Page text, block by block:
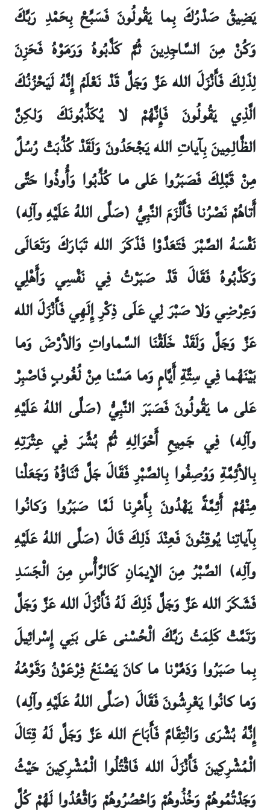
يَضِيقُ صَدْرُكَ بِما يَقُولُونَ فَسَبِّحْ بِحَمْدِ رَبِّكَ
وَكُنْ مِنَ السَّاجِدِينَ ثُمَّ كَذَّبُوهُ وَرَمَوْهُ فَحَزِنَ
لِذَلِكَ فَأَنْزَلَ الله عَزَّ وَجَلَّ قَدْ نَعْلَمُ إِنَّهُ لَيَحْزُنُكَ
الَّذِي يَقُولُونَ فَإِنَّهُمْ لا يُكَذِّبُونَكَ وَلكِنَّ
الظَّالِمِينَ بِ‏آياتِ الله يَجْحَدُونَ وَلَقَدْ كُذِّبَتْ رُسُلٌ
مِنْ قَبْلِكَ فَصَبَرُوا عَلى‏ ما كُذِّبُوا وَأُوذُوا حَتَّى
أَتاهُمْ نَصْرُنا فَأَلْزَمَ النَّبِيُّ (صَلَّى اللهُ عَلَيْهِ وآلِه)
نَفْسَهُ الصَّبْرَ فَتَعَدَّوْا فَذَكَرَ الله تَبَارَكَ وَتَعَالَى
وَكَذَّبُوهُ فَقَالَ قَدْ صَبَرْتُ فِي نَفْسِي وَأَهْلِي
وَعِرْضِي وَلا صَبْرَ لِي عَلَى ذِكْرِ إِلَهِي فَأَنْزَلَ الله
عَزَّ وَجَلَّ وَلَقَدْ خَلَقْنَا السَّماواتِ وَالأرْضَ وَما
بَيْنَهُما فِي سِتَّةِ أَيَّامٍ وَما مَسَّنا مِنْ لُغُوبٍ فَاصْبِرْ
عَلى‏ ما يَقُولُونَ فَصَبَرَ النَّبِيُّ (صَلَّى اللهُ عَلَيْهِ
وآلِه) فِي جَمِيعِ أَحْوَالِهِ ثُمَّ بُشِّرَ فِي عِتْرَتِهِ
بِالأئِمَّةِ وَوُصِفُوا بِالصَّبْرِ فَقَالَ جَلَّ ثَنَاؤُهُ وَجَعَلْنا
مِنْهُمْ أَئِمَّةً يَهْدُونَ بِأَمْرِنا لَمَّا صَبَرُوا وَكانُوا
بِ‏آياتِنا يُوقِنُونَ فَعِنْدَ ذَلِكَ قَالَ (صَلَّى اللهُ عَلَيْهِ
وآلِه) الصَّبْرُ مِنَ الإيمَانِ كَالرَّأْسِ مِنَ الْجَسَدِ
فَشَكَرَ الله عَزَّ وَجَلَّ ذَلِكَ لَهُ فَأَنْزَلَ الله عَزَّ وَجَلَّ
وَتَمَّتْ كَلِمَتُ رَبِّكَ الْحُسْنى‏ عَلى‏ بَنِي إِسْرائِيلَ
بِما صَبَرُوا وَدَمَّرْنا ما كانَ يَصْنَعُ فِرْعَوْنُ وَقَوْمُهُ
وَما كانُوا يَعْرِشُونَ فَقَالَ (صَلَّى اللهُ عَلَيْهِ وآلِه)
إِنَّهُ بُشْرَى وَانْتِقَامٌ فَأَبَاحَ الله عَزَّ وَجَلَّ لَهُ قِتَالَ
الْمُشْرِكِينَ فَأَنْزَلَ الله فَاقْتُلُوا الْمُشْرِكِينَ حَيْثُ
وَجَدْتُمُوهُمْ وَخُذُوهُمْ وَاحْصُرُوهُمْ وَاقْعُدُوا لَهُمْ كُلَّ